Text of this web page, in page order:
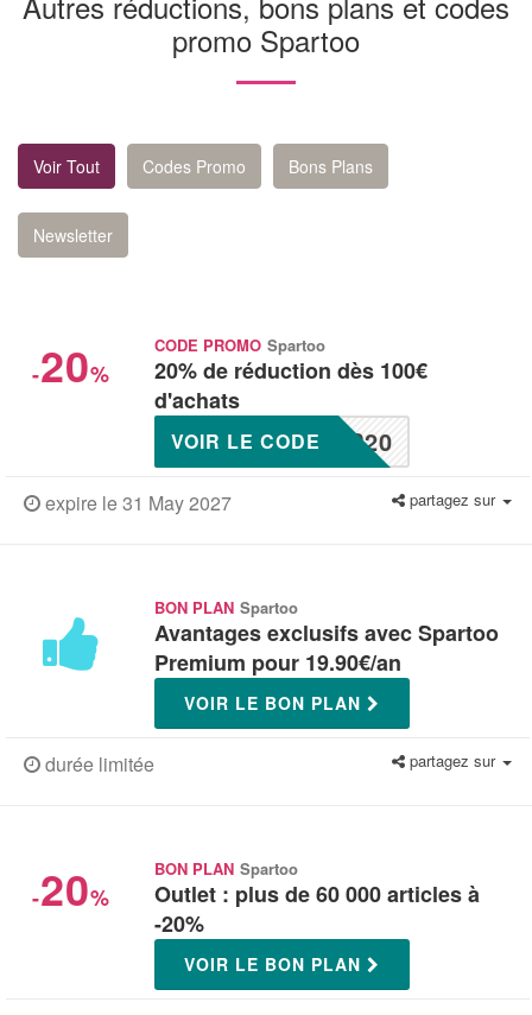
promo Spartoo
Voir Tout Codes Promo Bons Plans
Newsletter
-20%
CODE PROMO Spartoo
20% de réduction dès 100€
d'achats
P20
VOIR LE CODE
expire le 31 May 2027 partagez sur
BON PLAN Spartoo
Avantages exclusifs avec Spartoo
Premium pour 19.90€/an
VOIR LE BON PLAN
durée limitée partagez sur
-20%
BON PLAN Spartoo
Outlet : plus de 60 000 articles à
-20%
VOIR LE BON PLAN